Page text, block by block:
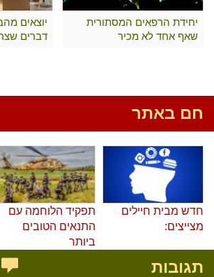
יחידת הרפאים המסתורית
שאף אחד לא מכיר
יוצאים
דברים
חם באתר
חדש מבית חיילים
מצייצים:
תפקיד הלוחמה עם
התנאים הטובים
ביותר
תגובות